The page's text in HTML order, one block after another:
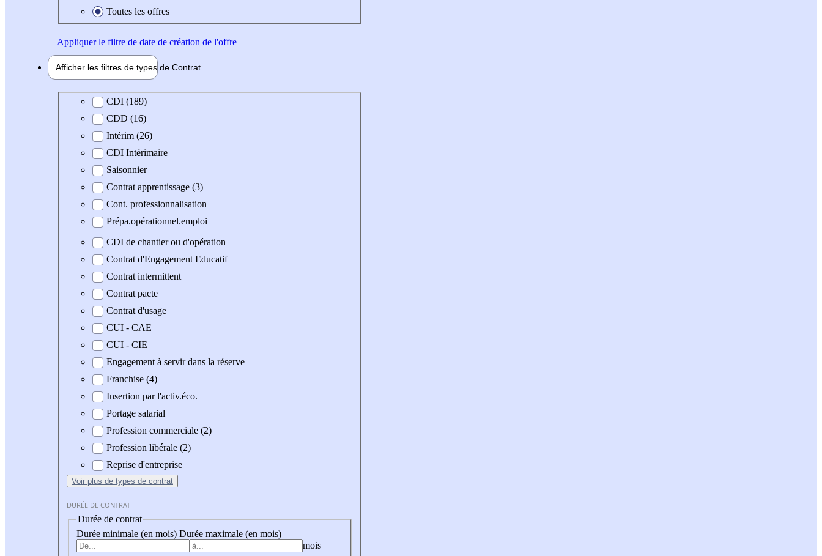
Toutes les offres
Appliquerle filtre de date de création de l'offre
Afficher les filtres de types de Contrat
Type de contratCDI (189)
CDD (16)
Intérim (26)
CDI Intérimaire
Saisonnier
Contrat apprentissage (3)
Cont. professionnalisation
Prépa.opérationnel.emploi
CDI de chantier ou d'opération
Contrat d'Engagement Educatif
Contrat intermittent
Contrat pacte
Contrat d'usage
CUI - CAE
CUI - CIE
Engagement à servir dans la réserve
Franchise (4)
Insertion par l'activ.éco.
Portage salarial
Profession commerciale (2)
Profession libérale (2)
Reprise d'entreprise
Voir plus de types de contrat
DURÉE DE CONTRAT
Durée de contrat
Durée minimale (en mois) Durée maximale (en mois)
mois